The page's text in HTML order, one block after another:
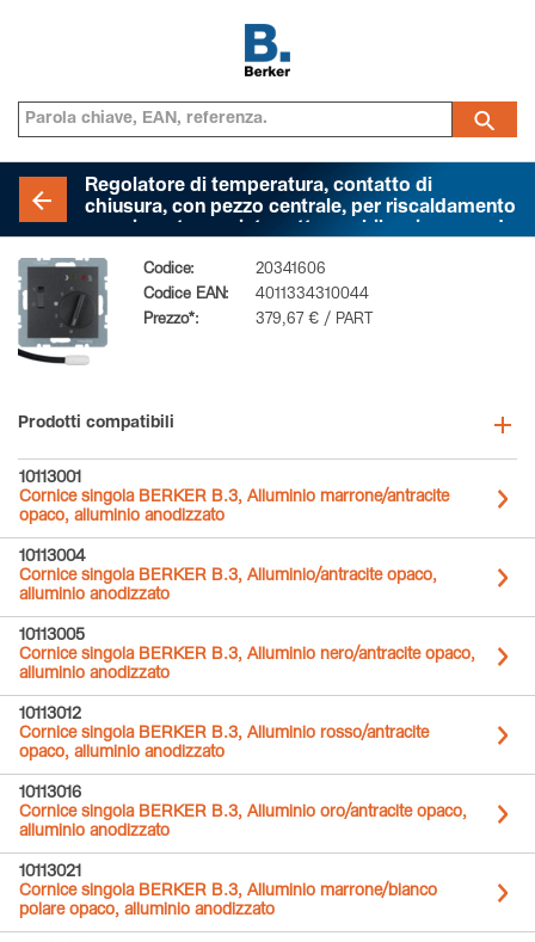
Regolatore di temperatura, contatto di
chiusura, con pezzo centrale, per riscaldamento
antracite opaco
Codice:
20341606
Codice EAN:
4011334310044
Prezzo*:
379,67 € / PART
Prodotti compatibili
10113001
Cornice singola BERKER B.3, Alluminio marrone/antracite
opaco, alluminio anodizzato
10113004
Cornice singola BERKER B.3, Alluminio/antracite opaco,
alluminio anodizzato
10113005
Cornice singola BERKER B.3, Alluminio nero/antracite opaco,
alluminio anodizzato
10113012
Cornice singola BERKER B.3, Alluminio rosso/antracite
opaco, alluminio anodizzato
10113016
Cornice singola BERKER B.3, Alluminio oro/antracite opaco,
alluminio anodizzato
10113021
Cornice singola BERKER B.3, Alluminio marrone/bianco
polare opaco, alluminio anodizzato